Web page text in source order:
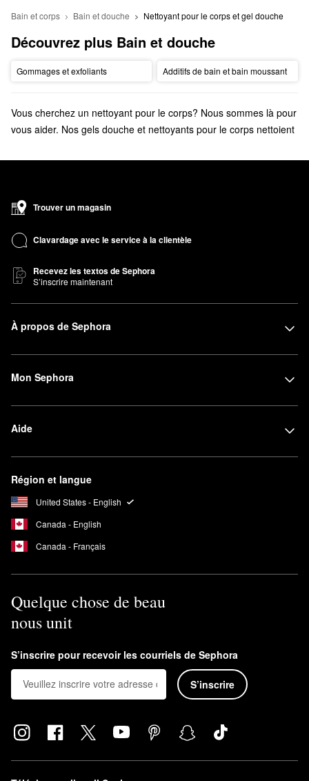
Bain et corps Bain et douche Nettoyant pour le corps et gel douche
Découvrez plus Bain et douche
Gommages et exfoliants Additifs de bain et bain moussant
Vous cherchez un nettoyant pour le corps? Nous sommes là pour
vous aider. Nos gels douche et nettoyants pour le corps nettoient
que jamais.
Trouver un magasin
Clavardage avec le service à la clientèle
Recevez les textos de Sephora
S’inscrire maintenant
À propos de Sephora
Mon Sephora
Aide
Région et langue
United States - English
Canada - English
Canada - Français
Quelque chose de beau
nous unit
S’inscrire pour recevoir les courriels de Sephora
S’inscrire